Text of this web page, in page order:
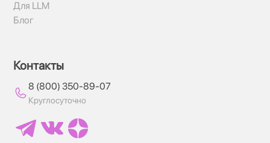
Для LLM
Блог
Контакты
8 (800) 350-89-07
Круглосуточно